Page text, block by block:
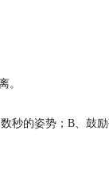
。
秒的姿势；B、鼓